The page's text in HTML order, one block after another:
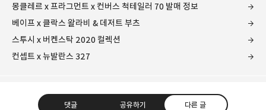
몽클레르 x 프라그먼트 x 컨버스 척테일러 70 발매 정보
베이프 x 클락스 왈라비 & 데저트 부츠
스투시 x 버켄스탁 2020 컬렉션
컨셉트 x 뉴발란스 327
댓글 공유하기 다른 글